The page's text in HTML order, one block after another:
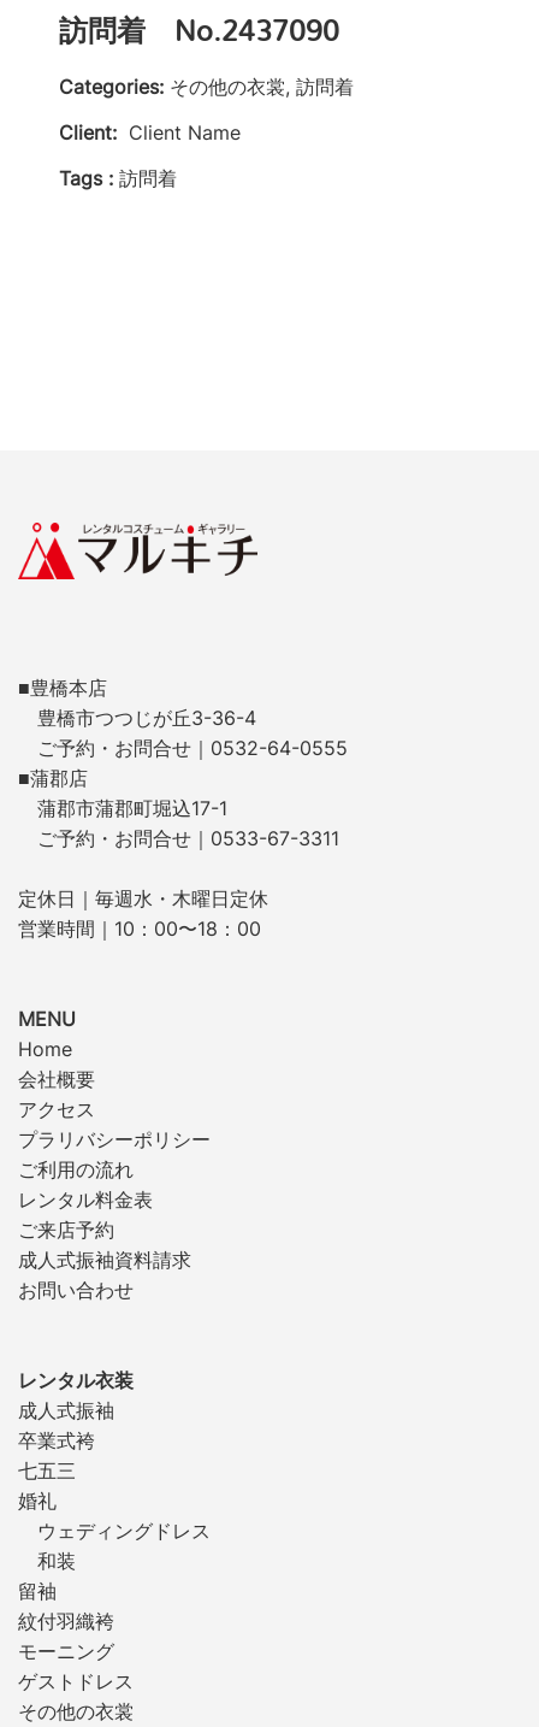
訪問着 No.2437090
Categories: その他の衣裳, 訪問着
Client: Client Name
Tags : 訪問着
■豊橋本店
豊橋市つつじが丘3-36-4
ご予約・お問合せ｜0532-64-0555
■蒲郡店
蒲郡市蒲郡町堀込17-1
ご予約・お問合せ｜0533-67-3311
定休日｜毎週水・木曜日定休
営業時間｜10：00〜18：00
MENU
Home
会社概要
アクセス
プラリバシーポリシー
ご利用の流れ
レンタル料金表
ご来店予約
成人式振袖資料請求
お問い合わせ
レンタル衣装
成人式振袖
卒業式袴
七五三
婚礼
ウェディングドレス
和装
留袖
紋付羽織袴
モーニング
ゲストドレス
その他の衣裳